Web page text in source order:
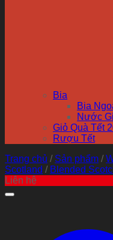
Bia
Bia
Nước
Giỏ Quà Tết
Rượu Tết
Trang chủ / Sản phẩm /
Scotland / Blended
Liên hệ